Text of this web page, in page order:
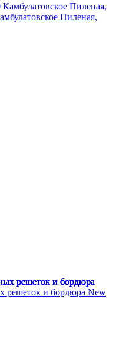
Пиленая,
решеток и бордюра New